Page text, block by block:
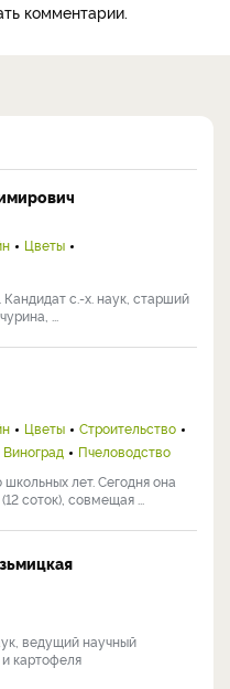
комментарии.
Цветы
с.-х. наук, старший
...
Цветы
Строительство
Виноград
Пчеловодство
лет. Сегодня она
соток), совмещая ...
ведущий научный
картофеля